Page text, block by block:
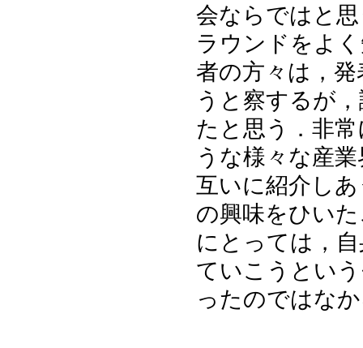
会ならではと
ラウンドをよ
者の方々は，
うと察するが
たと思う．非
うな様々な産
互いに紹介し
の興味をひい
にとっては，
ていこうとい
ったのではな